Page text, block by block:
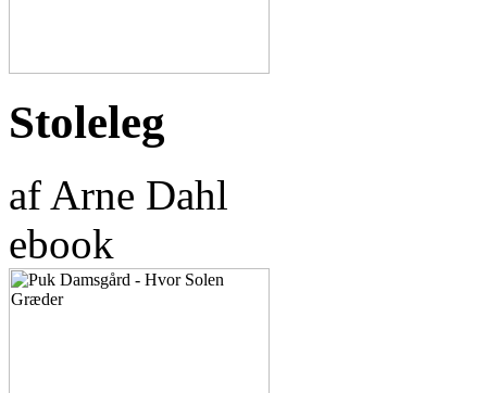
Stoleleg
af Arne Dahl
ebook